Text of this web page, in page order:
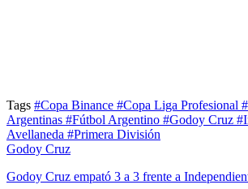
Tags #Copa Binance #Copa Liga Profesional
Argentinas #Fútbol Argentino #Godoy Cruz
Avellaneda #Primera División
Godoy Cruz
Godoy Cruz empató 3 a 3 frente a